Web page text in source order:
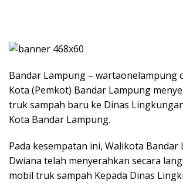
Bandar Lampung – wartaonelampung
Kota (Pemkot) Bandar Lampung
truk sampah baru ke Dinas
Kota Bandar Lampung.
Pada kesempatan ini, Walikota Bandar
Dwiana telah menyerahkan secara
mobil truk sampah Kepada Dinas